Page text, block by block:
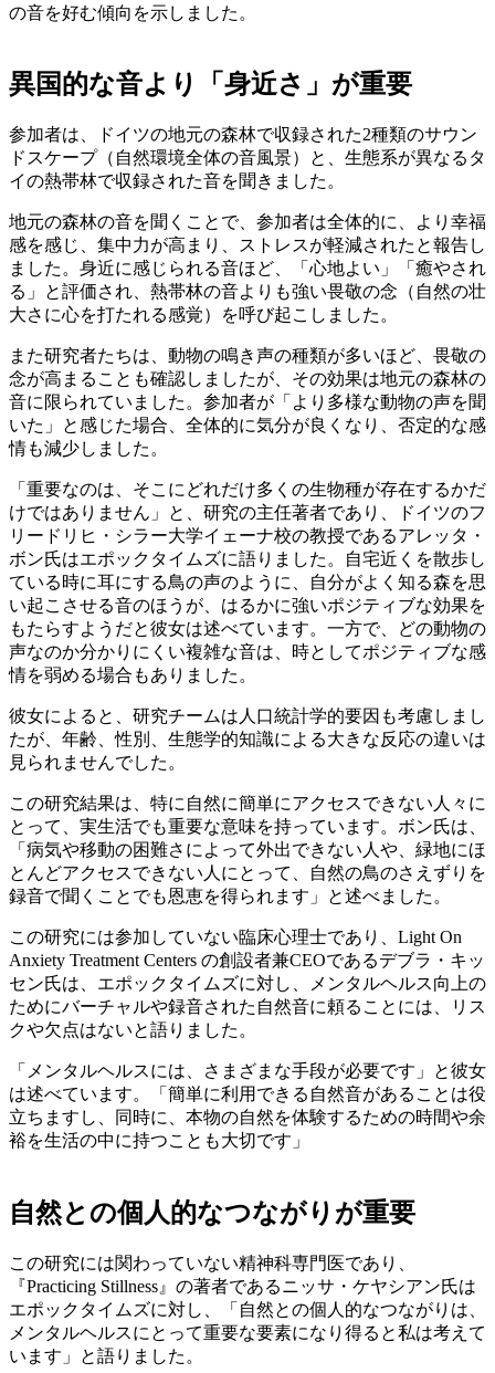
の音を好む傾向を示しました。
異国的な音より「身近さ」が重要
参加者は、ドイツの地元の森林で収録された2種類のサウン
ドスケープ（自然環境全体の音風景）と、生態系が異なるタ
イの熱帯林で収録された音を聞きました。
地元の森林の音を聞くことで、参加者は全体的に、より幸福
感を感じ、集中力が高まり、ストレスが軽減されたと報告し
ました。身近に感じられる音ほど、「心地よい」「癒やされ
る」と評価され、熱帯林の音よりも強い畏敬の念（自然の壮
大さに心を打たれる感覚）を呼び起こしました。
また研究者たちは、動物の鳴き声の種類が多いほど、畏敬の
念が高まることも確認しましたが、その効果は地元の森林の
音に限られていました。参加者が「より多様な動物の声を聞
いた」と感じた場合、全体的に気分が良くなり、否定的な感
情も減少しました。
「重要なのは、そこにどれだけ多くの生物種が存在するかだ
けではありません」と、研究の主任著者であり、ドイツのフ
リードリヒ・シラー大学イェーナ校の教授であるアレッタ・
ボン氏はエポックタイムズに語りました。自宅近くを散歩し
ている時に耳にする鳥の声のように、自分がよく知る森を思
い起こさせる音のほうが、はるかに強いポジティブな効果を
もたらすようだと彼女は述べています。一方で、どの動物の
声なのか分かりにくい複雑な音は、時としてポジティブな感
情を弱める場合もありました。
彼女によると、研究チームは人口統計学的要因も考慮しまし
たが、年齢、性別、生態学的知識による大きな反応の違いは
見られませんでした。
この研究結果は、特に自然に簡単にアクセスできない人々に
とって、実生活でも重要な意味を持っています。ボン氏は、
「病気や移動の困難さによって外出できない人や、緑地にほ
とんどアクセスできない人にとって、自然の鳥のさえずりを
録音で聞くことでも恩恵を得られます」と述べました。
この研究には参加していない臨床心理士であり、Light On
Anxiety Treatment Centers の創設者兼CEOであるデブラ・キッ
セン氏は、エポックタイムズに対し、メンタルヘルス向上の
ためにバーチャルや録音された自然音に頼ることには、リス
クや欠点はないと語りました。
「メンタルヘルスには、さまざまな手段が必要です」と彼女
は述べています。「簡単に利用できる自然音があることは役
立ちますし、同時に、本物の自然を体験するための時間や余
裕を生活の中に持つことも大切です」
自然との個人的なつながりが重要
この研究には関わっていない精神科専門医であり、
『Practicing Stillness』の著者であるニッサ・ケヤシアン氏は
エポックタイムズに対し、「自然との個人的なつながりは、
メンタルヘルスにとって重要な要素になり得ると私は考えて
います」と語りました。